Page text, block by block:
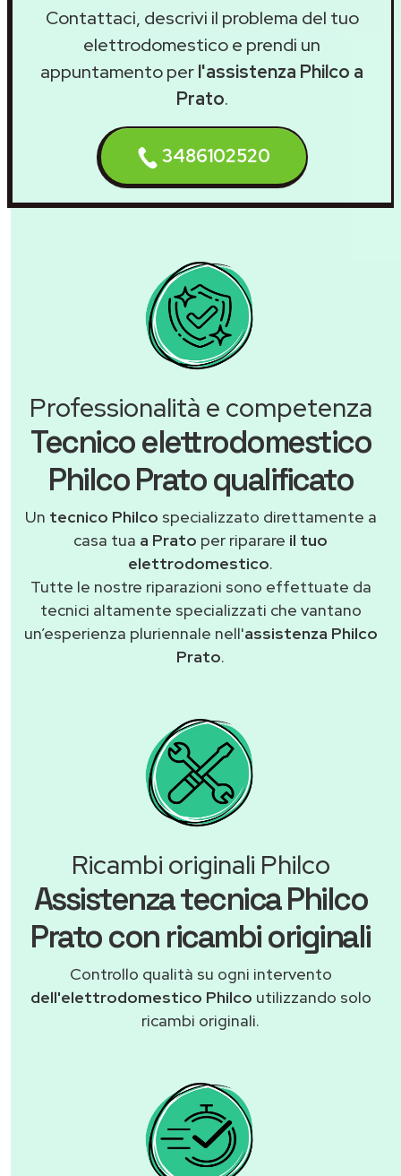
Contattaci, descrivi il problema del tuo
elettrodomestico e prendi un
appuntamento perl'assistenza Philco a
Prato.
3486102520
Professionalità e competenza
Tecnico elettrodomestico
Philco Prato qualificato
Un tecnico Philco specializzato direttamente a
casa tua a Prato per riparare il tuo
elettrodomestico.
Tutte le nostre riparazioni sono effettuate da
tecnici altamente specializzati che vantano
un’esperienza pluriennale nell'assistenza Philco
Prato.
Ricambi originali Philco
Assistenza tecnica Philco
Prato con ricambi originali
Controllo qualità su ogni intervento
dell'elettrodomestico Philco utilizzando solo
ricambi originali.